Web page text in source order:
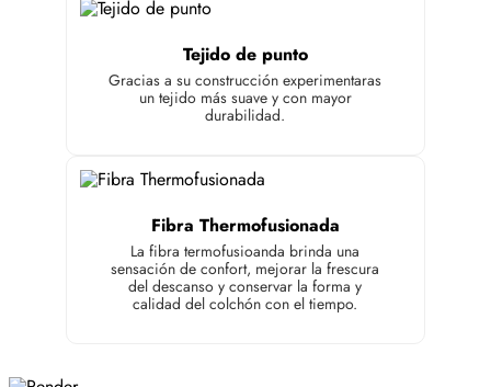
Tejido de punto
Gracias a su construcción experimentaras
un tejido más suave y con mayor
durabilidad.
Fibra Thermofusionada
La fibra termofusioanda brinda una
sensación de confort, mejorar la frescura
del descanso y conservar la forma y
calidad del colchón con el tiempo.